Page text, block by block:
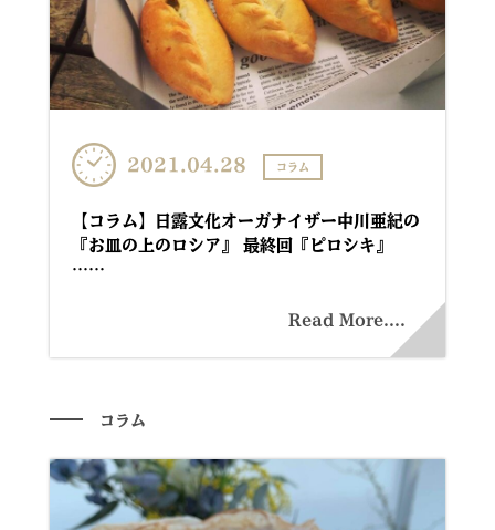
2021.04.28 コラム
【コラム】日露文化オーガナイザー中川亜紀の
『お皿の上のロシア』 最終回『ピロシキ』
……
Read More....
コラム